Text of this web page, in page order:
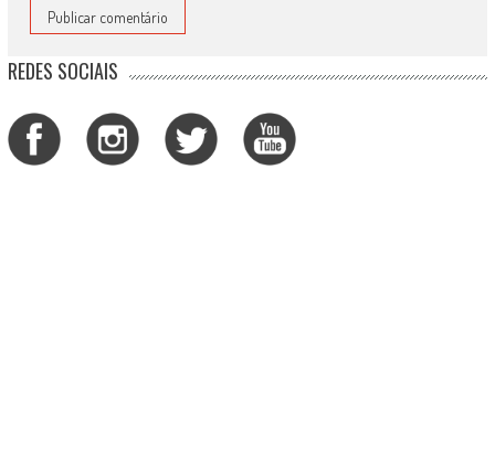
REDES SOCIAIS